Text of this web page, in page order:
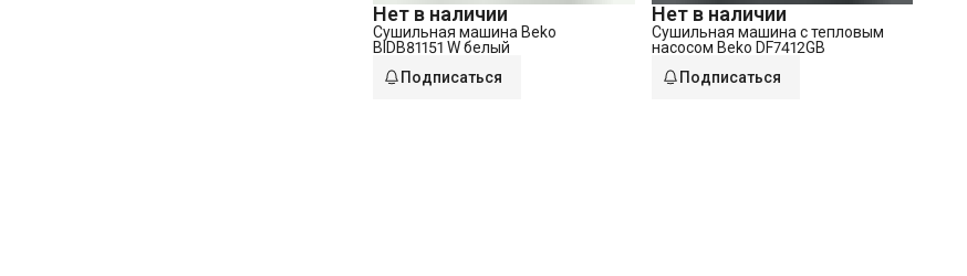
Нет в наличии
Сушильная машина Beko
BIDB81151 W белый
Подписаться
Нет в наличии
Сушильная машина с тепловым
насосом Beko DF7412GB
Подписаться